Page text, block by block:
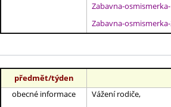
Zabavna-osmismerka-
Zabavna-
předmět/týden
obecné informace
Vážení rodiče,